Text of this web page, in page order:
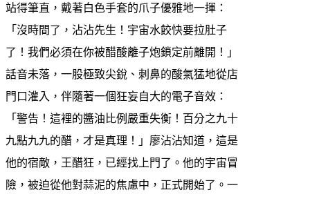
站得筆直，戴著白色手套的爪子優雅地一揮：
「沒時間了，沾沾先生！宇宙水餃快要拉肚子
了！我們必須在你被醋酸離子炮鎖定前離開！」
話音未落，一股極致尖銳、刺鼻的酸氣猛地從店
門口灌入，伴隨著一個狂妄自大的電子音效：
「警告！這裡的醬油比例嚴重失衡！百分之九十
九點九九的醋，才是真理！」廖沾沾知道，這是
他的宿敵，王醋狂，已經找上門了。他的宇宙冒
險，被迫從他對蒜泥的焦慮中，正式開始了。一